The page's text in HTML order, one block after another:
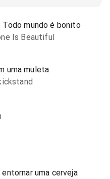
Todo mundo é bonito
Is Beautiful
uma muleta
uma cerveja